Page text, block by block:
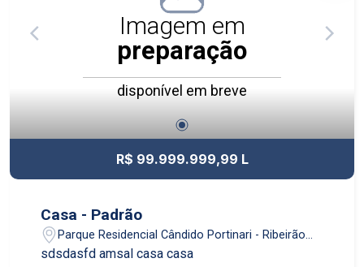
Imagem em
preparação
disponível em breve
R$ 99.999.999,99 L
Casa - Padrão
Parque Residencial Cândido Portinari - Ribeirão
Preto/SP
sdsdasfd amsal casa casa